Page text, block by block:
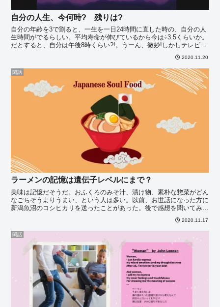
自分の人生、今何時? 残りは?
自分の年齢を3で割ると、一生を一日24時間に直した時の、自分の人
生時間がでるらしい。平均寿命が伸びているから今は÷3.5くらいか。
だとすると、自分は午後8時くらい?!。うーん、微妙!しかしテレビで
2020.11.20
閑話
ラーメンの記憶は遺伝子レベルにまで？
美味は記憶だそうだ。おふくろのみそ汁、漬け物、素朴な惣菜がどん
なごちそうよりうまい、という人は多い。以前、お世話になった方に
新潟魚沼のコシヒカリを送ったことがあった。後で感想を聞いてみた
2020.11.17
閑話